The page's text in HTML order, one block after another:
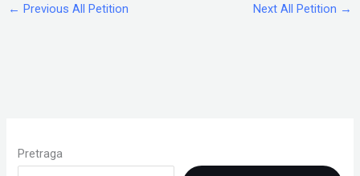
← Previous All Petition Next All Petition →
Pretraga